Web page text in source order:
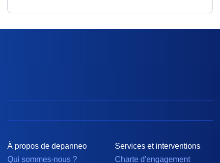
À propos de depanneo
Qui sommes-nous ?
Services et interventions
Charte d'engagement